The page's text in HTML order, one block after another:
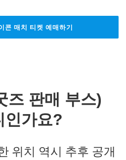
콘 매치 티켓 예매하기
즈 판매 부스)
인가요?
위치 역시 추후 공개